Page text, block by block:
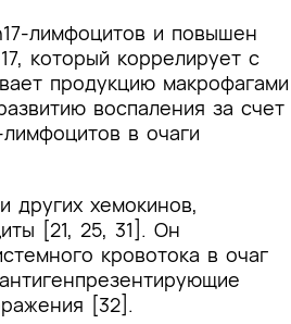
лимфоцитов и повышен
который коррелирует с
продукцию макрофагами
воспаления за счет
в очаги
других хемокинов,
[21, 25, 31]. Он
кровотока в очаг
[32].